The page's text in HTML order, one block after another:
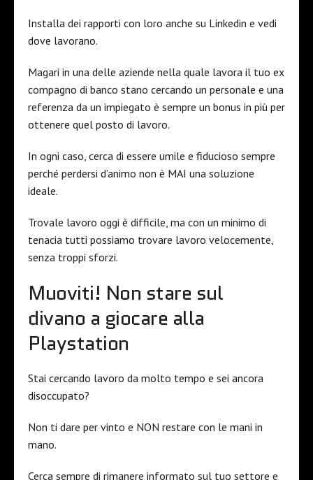
Installa dei rapporti con loro anche su Linkedin e vedi
dove lavorano.
Magari in una delle aziende nella quale lavora il tuo ex
compagno di banco stano cercando un personale e una
referenza da un impiegato è sempre un bonus in più per
ottenere quel posto di lavoro.
In ogni caso, cerca di essere umile e fiducioso sempre
perché perdersi d’animo non è MAI una soluzione
ideale.
Trovale lavoro oggi è difficile, ma con un minimo di
tenacia tutti possiamo trovare lavoro velocemente,
senza troppi sforzi.
Muoviti! Non stare sul
divano a giocare alla
Playstation
Stai cercando lavoro da molto tempo e sei ancora
disoccupato?
Non ti dare per vinto e NON restare con le mani in
mano.
Cerca sempre di rimanere informato sul tuo settore e